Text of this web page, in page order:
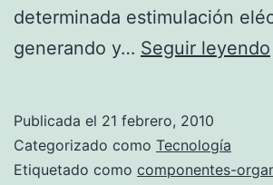
determinada estimulación
generando y… Seguir leyendo
Publicada el 21 febrero, 2010
Categorizado como Tecnología
Etiquetado como componentes-